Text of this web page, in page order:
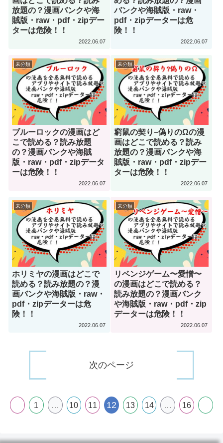
放題の？漫画バンクや海
賊版・raw・pdf・zipデー
ターは危険！！
2022.06.07
バンクや海賊版・raw・
pdf・zipデーターは危
険！！
2022.06.07
未分類
ブルーロックの漫画はど
こで読める？読み放題
の？漫画バンクや海賊
版・raw・pdf・zipデータ
ーは危険！！
2022.06.07
未分類
窮鼠の契り−偽りのΩの漫
画はどこで読める？読み
放題の？漫画バンクや海
賊版・raw・pdf・zipデー
ターは危険！！
2022.06.07
未分類
ホリミヤの漫画はどこで
読める？読み放題の？漫
画バンクや海賊版・raw・
pdf・zipデーターは危
険！！
2022.06.07
未分類
リベンジゲーム〜愛憎〜
の漫画はどこで読める？
読み放題の？漫画バンク
や海賊版・raw・pdf・zip
データーは危険！！
2022.06.07
次のページ
1 … 10 11 12 13 14 … 16